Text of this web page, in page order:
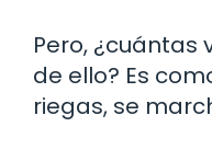
Pero, ¿cuántas
de ello? Es
riegas, se